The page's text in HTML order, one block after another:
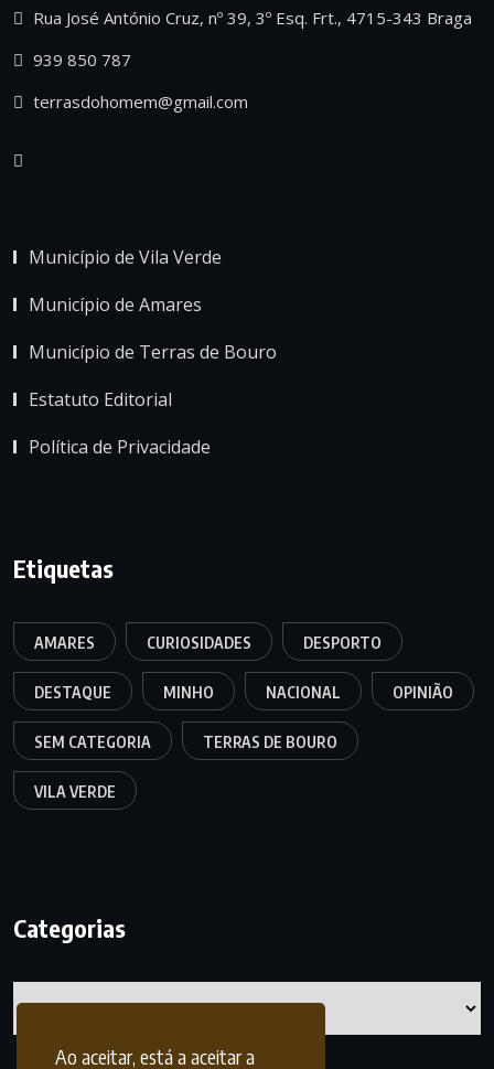
Ao aceitar, está a aceitar a
Rua José António Cruz, nº 39, 3º Esq. Frt., 4715-343 Braga
939 850 787
terrasdohomem@gmail.com
Município de Vila Verde
Município de Amares
Município de Terras de Bouro
Estatuto Editorial
Política de Privacidade
Etiquetas
AMARES CURIOSIDADES DESPORTO
DESTAQUE MINHO NACIONAL OPINIÃO
SEM CATEGORIA TERRAS DE BOURO
VILA VERDE
Categorias